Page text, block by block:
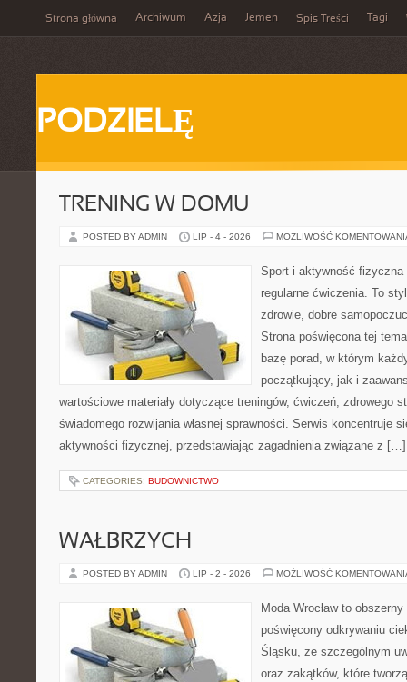
Strona główna Archiwum Azja Jemen Spis Treści Tagi
PODZIELĘ
TRENING W DOMU
POSTED BY ADMIN LIP - 4 - 2026 MOŻLIWOŚĆ
Sport i aktywność
regularne ćwiczenia. To
zdrowie, dobre
Strona poświęcona tej
bazę porad, w którym
początkujący, jak i
wartościowe materiały dotyczące treningów, ćwiczeń, zdrowego
świadomego rozwijania własnej sprawności. Serwis koncentruje
aktywności fizycznej, przedstawiając zagadnienia związane z […]
CATEGORIES: BUDOWNICTWO
WAŁBRZYCH
POSTED BY ADMIN LIP - 2 - 2026 MOŻLIWOŚĆ
Moda Wrocław to
poświęcony odkrywaniu
Śląsku, ze szczególnym
oraz zakątków, które